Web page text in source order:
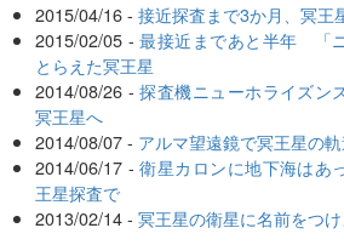
2015/04/16 -接近探査まで3か月、冥王
2015/02/05 -最接近まであと半年 「
とらえた冥王星
2014/08/26 -探査機ニューホライズン
冥王星へ
2014/08/07 - アルマ望遠鏡で冥王星の
2014/06/17 -衛星カロンに地下海は
王星探査で
2013/02/14 -冥王星の衛星に名前をつけ